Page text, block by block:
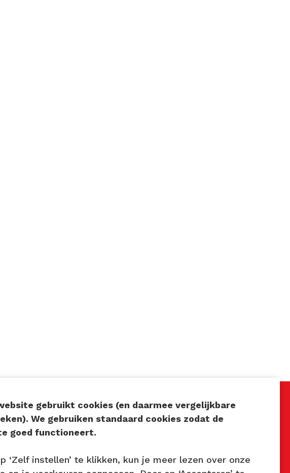
06 137 345 47
Volg ons
gebruikt cookies (en daarmee vergelijkbare
We gebruiken standaard cookies zodat de
goed functioneert.
‘Zelf instellen’ te klikken, kun je meer lezen over onze